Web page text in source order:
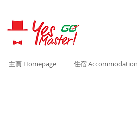
主頁 Homepage 住宿 Accommodation